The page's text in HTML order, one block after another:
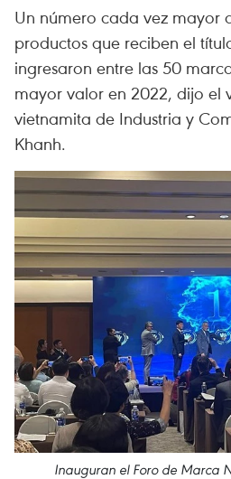
Un número cada vez mayor
productos que reciben el
ingresaron entre las 50
mayor valor en 2022, dijo el
vietnamita de Industria y
Khanh.
Inauguran el Foro de Marca